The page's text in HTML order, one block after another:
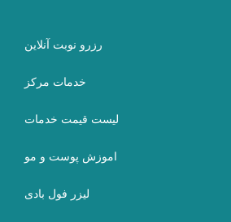
رزرو نوبت آنلاین
خدمات مرکز
لیست قیمت خدمات
اموزش پوست و مو
لیزر فول بادی